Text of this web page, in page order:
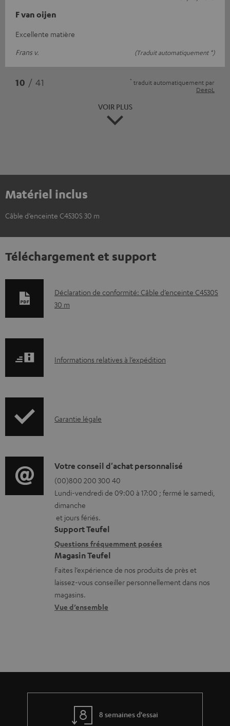
F van oijen
Excellente matière
Frans v.
(Traduit automatiquement *)
10 / 41 * traduit automatiquement par
DeepL
VOIR PLUS
Matériel inclus
Câble d’enceinte C4530S 30 m
Téléchargement et support
D
o
m
s
l
é
c
h
a
r
g
e
a
b
Déclaration de conformité: Câble d’enceinte C4530S
30 m
I
r
t
i
o
n
s
r
e
l
a
t
s
Informations relatives à l’expédition
I
o
r
m
a
t
i
o
n
s
r
v
Garantie légale
D
é
t
a
i
l
s
c
o
n
Votre conseil d'achat personnalisé
(00)800 200 300 40
Lundi-vendredi de 09:00 à 17:00 ; fermé le samedi,
dimanche
et jours fériés.
Support Teufel
Questions fréquemment posées
Magasin Teufel
Faites l’expérience de nos produits de près et
laissez-vous conseiller personnellement dans nos
magasins.
Vue d’ensemble
8 semaines d'essai